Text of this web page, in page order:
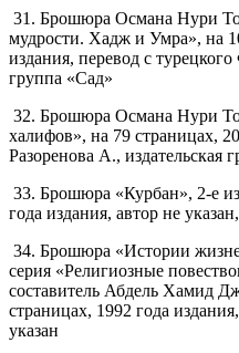
31. Брошюра Османа Нури
мудрости. Хадж и Умра», на
издания, перевод с турецкого
группа «Сад»
32. Брошюра Османа Нури
халифов», на 79 страницах,
Разоренова А., издательская
33. Брошюра «Курбан», 2-е
года издания, автор не
34. Брошюра «Истории
серия «Религиозные
составитель Абдель Хамид
страницах, 1992 года
указан